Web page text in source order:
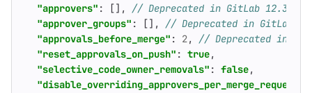
"approvers" :
[],
"approver_groups" :
[],
"approvals_before_merge" : 2,
"reset_approvals_on_push" : true,
"selective_code_owner_removals" : false,
"disable_overriding_approvers_per_merge_request"